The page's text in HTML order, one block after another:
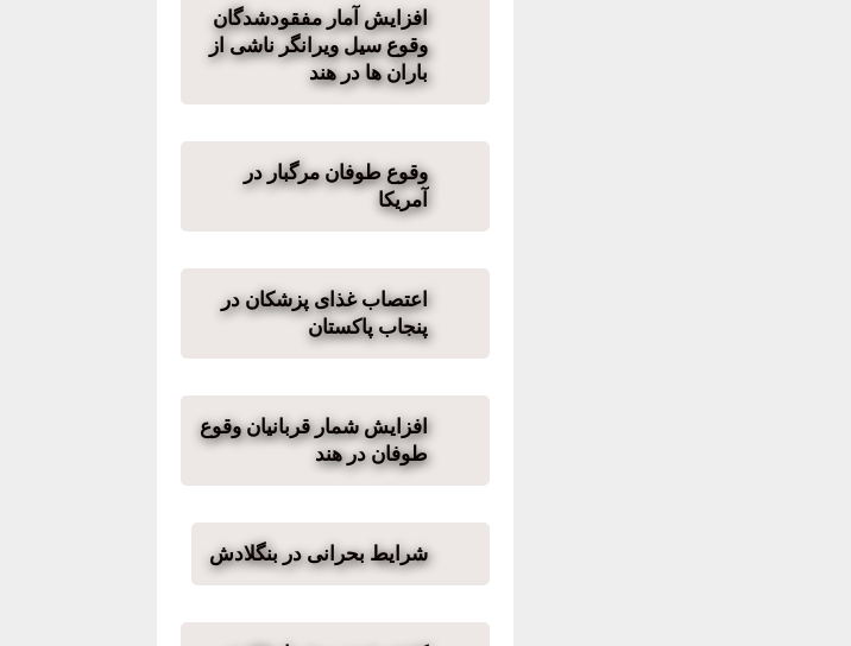
افزایش آمار مفقودشدگان
وقوع سیل ویرانگر ناشی از
باران ها در هند
وقوع طوفان مرگبار در
آمریکا
اعتصاب غذای پزشکان در
پنجاب پاکستان
افزایش شمار قربانیان وقوع
طوفان در هند
شرایط بحرانی در بنگلادش